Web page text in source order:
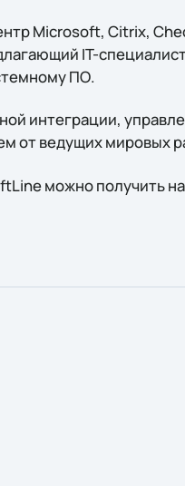
Microsoft, Citrix,
IT-
ПО.
интеграции,
от ведущих мировых
можно получить